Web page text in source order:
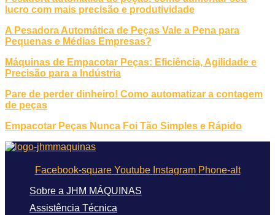
lucro com mais precisão e produtividade
A Pesadora Automática de Peças Vale a Pena para
Pequenas e Médias Empresas?
Máquinas de Empacotar Peças: Eficiência, Agilidade e
Precisão para a Indústria
Pare de perder dinheiro! Como automatizar a contagem
de peças
Empacotar Peças Nunca Foi Tão Simples e Rápido
Facebook-square Youtube Instagram Phone-alt
Sobre a JHM MÁQUINAS
Assistência Técnica